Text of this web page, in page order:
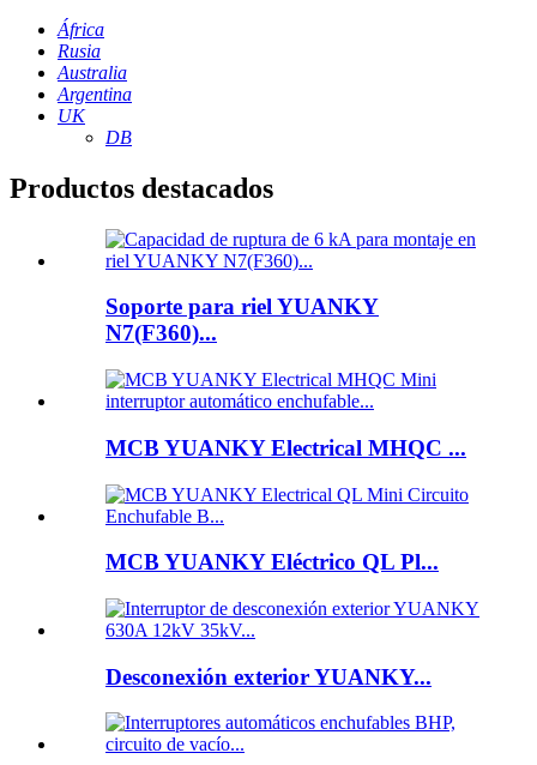
África
Rusia
Australia
Argentina
UK
DB
Productos destacados
Soporte para riel YUANKY
N7(F360)...
MCB YUANKY Electrical MHQC ...
MCB YUANKY Eléctrico QL Pl...
Desconexión exterior YUANKY...